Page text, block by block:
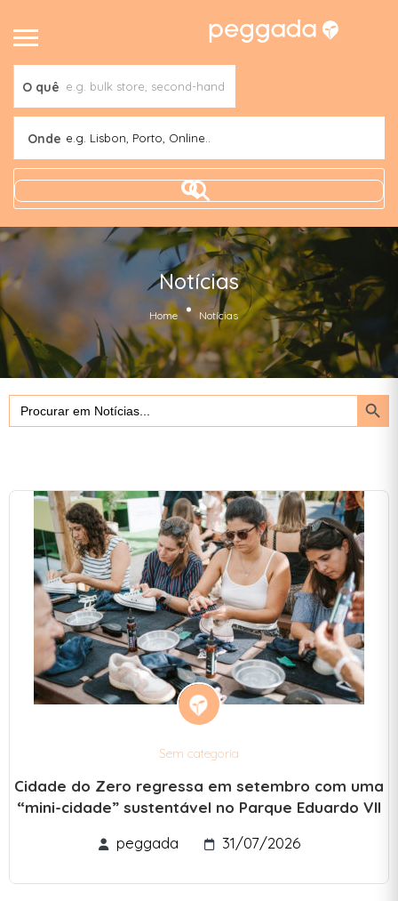
O quê
Onde e.g. Lisbon, Porto, Online..
Notícias
Home Notícias
Search
Sem categoria
Cidade do Zero regressa em setembro com uma
“mini-cidade” sustentável no Parque Eduardo VII
peggada
31/07/2026